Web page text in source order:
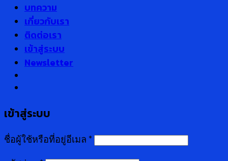
บทความ
เกี่ยวกับเรา
ติดต่อเรา
เข้าสู่ระบบ
Newsletter
เข้าสู่ระบบ
ชื่อผู้ใช้หรือที่อยู่อีเมล *